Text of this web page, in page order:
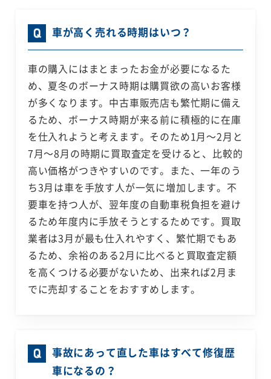
車が高く売れる時期はいつ？
車の購入にはまとまったお金が必要になるた
め、夏冬のボーナス時期は購買欲の高いお客様
が多くなります。中古車販売店も繁忙期に備え
るため、ボーナス時期が来る前に積極的に在庫
を仕入れようと考えます。そのため1月～2月と
7月～8月の時期に買取査定を受けると、比較的
高い価格がつきやすいのです。また、一年のう
ち3月は車を手放す人が一気に増加します。不
要車を持つ人が、翌年度の自動車税負担を避け
るため年度内に手放そうとするためです。買取
業者は3月が最も仕入れやすく、繁忙期でもあ
るため、余裕のある2月に比べると買取査定額
を高くつける必要がないため、出来れば2月ま
でに売却することをおすすめします。
事故にあって直した車はすべて修復歴
車になるの？